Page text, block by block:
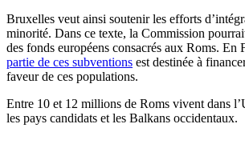
Bruxelles veut ainsi soutenir les efforts
minorité. Dans ce texte, la Commission
des fonds européens consacrés aux Roms. En
partie de ces subventions est destinée à
faveur de ces populations.
Entre 10 et 12 millions de Roms vivent dans
les pays candidats et les Balkans occidentaux.